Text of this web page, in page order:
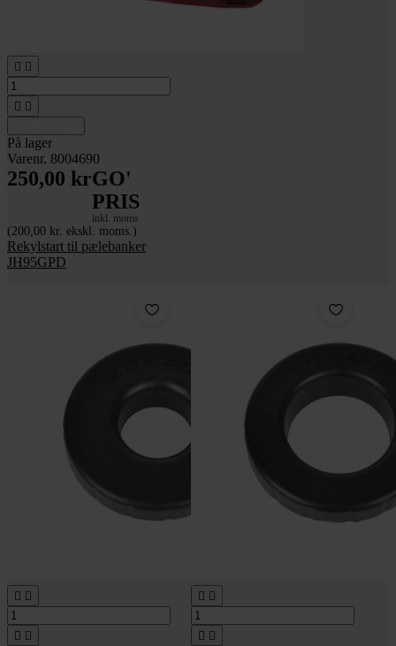
 
 
På lager
Varenr. 8004690
250,00 krGO'
PRIS
inkl. moms
(200,00 kr. ekskl. moms.)
Rekylstart til pælebanker
JH95GPD
 
 
 
 